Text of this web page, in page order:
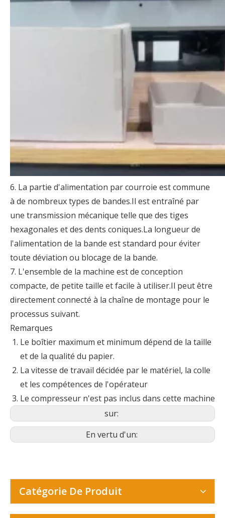
6. La partie d'alimentation par courroie est commune
à de nombreux types de bandes.Il est entraîné par
une transmission mécanique telle que des tiges
hexagonales et des dents coniques.La longueur de
l'alimentation de la bande est standard pour éviter
toute déviation ou blocage de la bande.
7. L'ensemble de la machine est de conception
compacte, de petite taille et facile à utiliser.Il peut être
directement connecté à la chaîne de montage pour le
processus suivant.
Remarques
Le boîtier maximum et minimum dépend de la taille
et de la qualité du papier.
La vitesse de travail décidée par le matériel, la colle
et les compétences de l'opérateur
Le compresseur n'est pas inclus dans cette machine
sur:
En vertu d'un:
Catégorie De Produit